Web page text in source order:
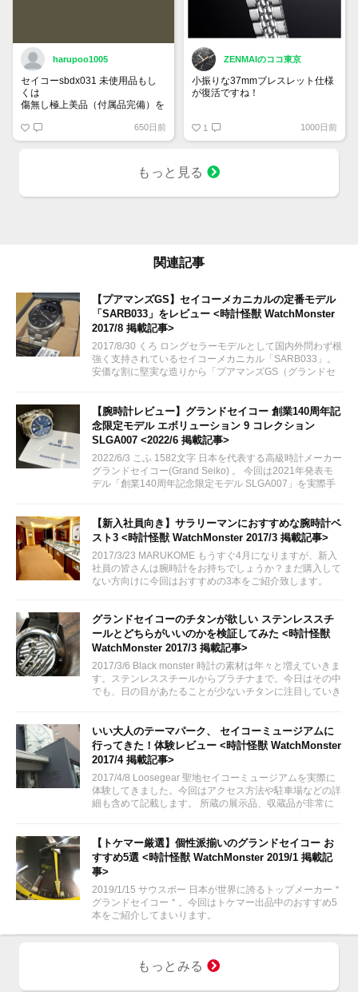
harupoo1005
セイコーsbdx031 未使用品もし
くは
傷無し極上美品（付属品完備）を
650日前
ZENMAIのココ東京
小振りな37mmブレスレット仕様
が復活ですね！
1 1000日前
もっと見る
関連記事
【プアマンズGS】セイコーメカニカルの定番モデル
「SARB033」をレビュー <時計怪獣 WatchMonster
2017/8 掲載記事>
2017/8/30 くろ ロングセラーモデルとして国内外問わず根
強く支持されているセイコーメカニカル「SARB033」。
安価な割に堅実な造りから「プアマンズGS（グランドセ
【腕時計レビュー】グランドセイコー 創業140周年記
念限定モデル エボリューション 9 コレクション
SLGA007 <2022/6 掲載記事>
2022/6/3 こふ 1582文字 日本を代表する高級時計メーカー
グランドセイコー(Grand Seiko) 。 今回は2021年発表モ
デル「創業140周年記念限定モデル SLGA007」を実際手
【新入社員向き】サラリーマンにおすすめな腕時計ベ
スト3 <時計怪獣 WatchMonster 2017/3 掲載記事>
2017/3/23 MARUKOME もうすぐ4月になりますが、新入
社員の皆さんは腕時計をお持ちでしょうか？まだ購入して
ない方向けに今回はおすすめの3本をご紹介致します。
グランドセイコーのチタンが欲しい ステンレススチ
ールとどちらがいいのかを検証してみた <時計怪獣
WatchMonster 2017/3 掲載記事>
2017/3/6 Black monster 時計の素材は年々と増えていきま
す。ステンレススチールからプラチナまで。今日はその中
でも、日の目があたることが少ないチタンに注目していき
いい大人のテーマパーク、 セイコーミュージアムに
行ってきた！体験レビュー <時計怪獣 WatchMonster
2017/4 掲載記事>
2017/4/8 Loosegear 聖地セイコーミュージアムを実際に
体験してきました。今回はアクセス方法や駐車場などの詳
細も含めて記載します。 所蔵の展示品、収蔵品が非常に
【トケマー厳選】個性派揃いのグランドセイコー お
すすめ5選 <時計怪獣 WatchMonster 2019/1 掲載記
事>
2019/1/15 サウスポー 日本が世界に誇るトップメーカー＂
グランドセイコー＂。今回はトケマー出品中のおすすめ5
本をご紹介してまいります。
もっとみる